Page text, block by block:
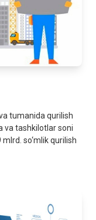
tumanida qurilish
va tashkilotlar soni
so‘mlik qurilish